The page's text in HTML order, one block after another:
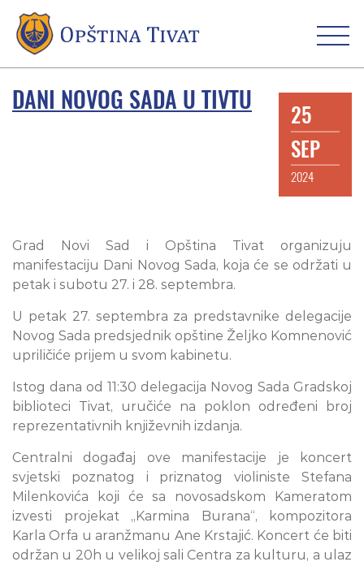
DANI NOVOG SADA U TIVTU
25
SEP
2024
Grad Novi Sad i Opština Tivat organizuju
manifestaciju Dani Novog Sada, koja će se održati u
petak i subotu 27. i 28. septembra.
U petak 27. septembra za predstavnike delegacije
Novog Sada predsjednik opštine Željko Komnenović
upriličiće prijem u svom kabinetu.
Istog dana od 11:30 delegacija Novog Sada Gradskoj
biblioteci Tivat, uručiće na poklon određeni broj
reprezentativnih književnih izdanja.
Centralni događaj ove manifestacije je koncert
svjetski poznatog i priznatog violiniste Stefana
Milenkovića koji će sa novosadskom Kameratom
izvesti projekat „Karmina Burana“, kompozitora
Karla Orfa u aranžmanu Ane Krstajić. Koncert će biti
održan u 20h u velikoj sali Centra za kulturu, a ulaz